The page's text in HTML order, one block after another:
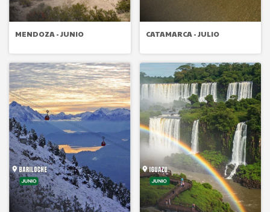
MENDOZA - JUNIO CATAMARCA - JULIO